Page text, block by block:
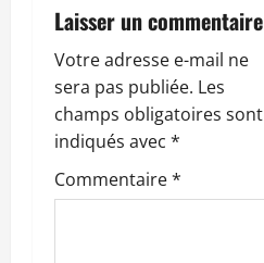
i
o
n
d
’
Laisser un commentaire
Votre adresse e-mail ne
sera pas publiée. Les
champs obligatoires sont
indiqués avec *
Commentaire*